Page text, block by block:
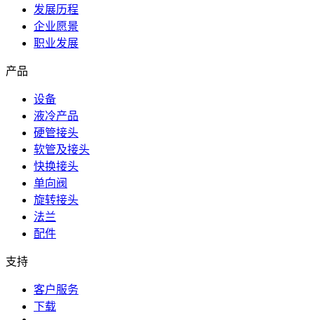
发展历程
企业愿景
职业发展
产品
设备
液冷产品
硬管接头
软管及接头
快换接头
单向阀
旋转接头
法兰
配件
支持
客户服务
下载